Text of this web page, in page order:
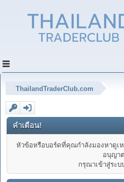
ThailandTraderClub.com
คำเตือน!
หัวข้อหรือบอร์ดที่คุณกำลังมองหาดูเ
อนุญาต
กรุณาเข้าสู่ระบ